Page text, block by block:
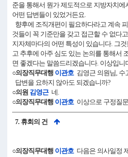
준을 통해서 뭔가 제도적으로 지방자치에
어떤 답변들이 있었거든요.
향후에 조직개편이 필요하다라고 계속
것들이 꼭 기준만을 갖고 접근할 수 없다
지자체마다의 어떤 특성이 있습니다. 그
고 추후에 아주 심도 있는 논의를 통해서
면 좋겠다는 말씀드리겠습니다. 이상입니
○의장직무대행 이관호김영근 의원님, 수
답변을 요하지 않아도 되겠습니까?
○의원 김영근네.
○의장직무대행 이관호이상으로 구정질
7. 휴회의 건
○의장직무대행 이관호다음은 의사일정